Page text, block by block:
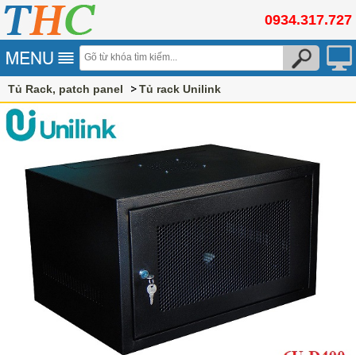
0934.317.727
Tủ Rack, patch panel Tủ rack Unilink